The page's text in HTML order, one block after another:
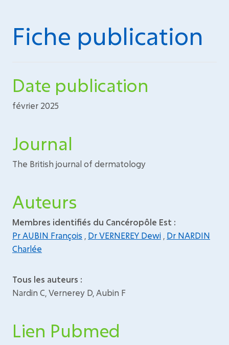
Fiche publication
Date publication
février 2025
Journal
The British journal of dermatology
Auteurs
Membres identifiés du Cancéropôle Est :
Pr AUBIN François
Dr VERNEREY Dewi Dr NARDIN
Charlée
Tous les auteurs :
Nardin C, Vernerey D, Aubin F
Lien Pubmed